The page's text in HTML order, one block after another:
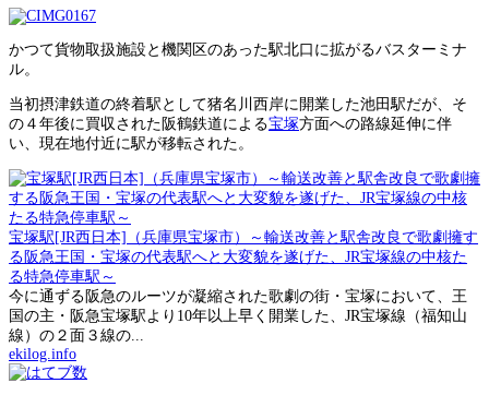
かつて貨物取扱施設と機関区のあった駅北口に拡がるバスターミナ
ル。
当初摂津鉄道の終着駅として猪名川西岸に開業した池田駅だが、そ
の４年後に買収された阪鶴鉄道による宝塚方面への路線延伸に伴
い、現在地付近に駅が移転された。
宝塚駅[JR西日本]（兵庫県宝塚市）～輸送改善と駅舎改良で歌劇擁す
る阪急王国・宝塚の代表駅へと大変貌を遂げた、JR宝塚線の中核た
る特急停車駅～
今に通ずる阪急のルーツが凝縮された歌劇の街・宝塚において、王
国の主・阪急宝塚駅より10年以上早く開業した、JR宝塚線（福知山
線）の２面３線の...
ekilog.info